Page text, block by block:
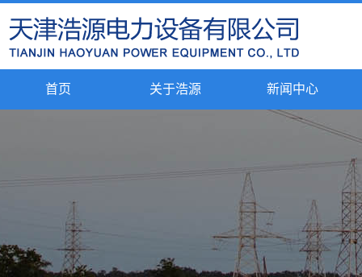
首页 关于浩源 新闻中心